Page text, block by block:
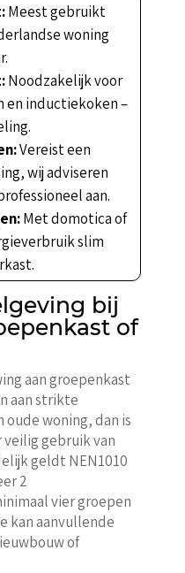
Meest gebruikt
woning
Noodzakelijk voor
en inductiekoken –
Vereist een
wij adviseren
aan.
Met domotica of
slim
bij
of
aan groepenkast
aan strikte
oude woning, dan is
veilig gebruik van
geldt NEN1010
2
vier groepen
kan aanvullende
of